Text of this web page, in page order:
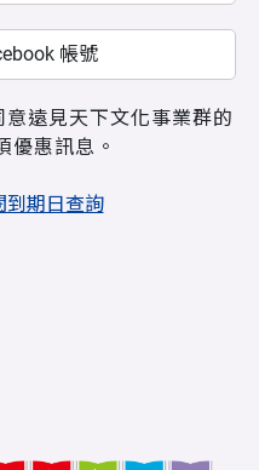
帳號
遠見天下文化事業群的
優惠訊息。
到期日查詢